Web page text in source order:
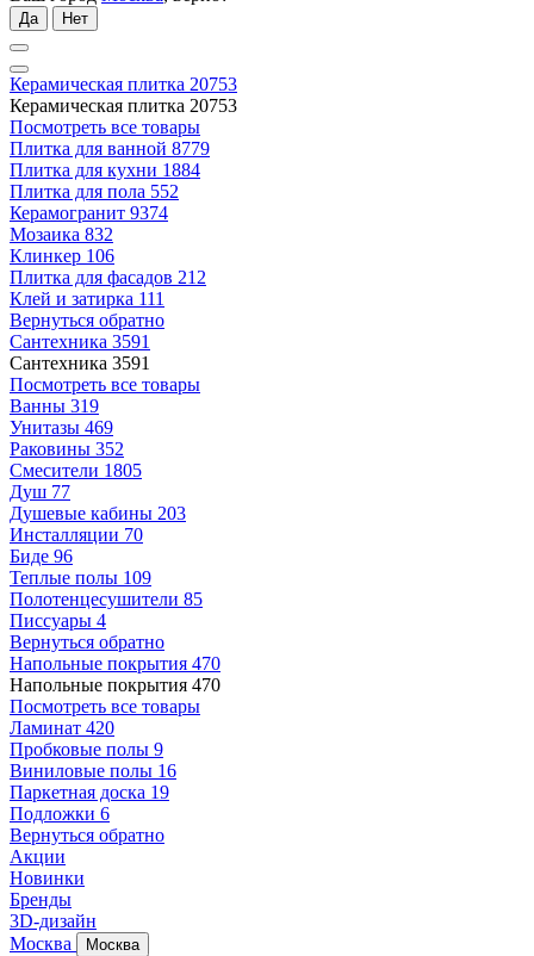
Да Нет
Керамическая плитка 20753
Керамическая плитка 20753
Посмотреть все товары
Плитка для ванной 8779
Плитка для кухни 1884
Плитка для пола 552
Керамогранит 9374
Мозаика 832
Клинкер 106
Плитка для фасадов 212
Клей и затирка 111
Вернуться обратно
Сантехника 3591
Сантехника 3591
Посмотреть все товары
Ванны 319
Унитазы 469
Раковины 352
Смесители 1805
Душ 77
Душевые кабины 203
Инсталляции 70
Биде 96
Теплые полы 109
Полотенцесушители 85
Писсуары 4
Вернуться обратно
Напольные покрытия 470
Напольные покрытия 470
Посмотреть все товары
Ламинат 420
Пробковые полы 9
Виниловые полы 16
Паркетная доска 19
Подложки 6
Вернуться обратно
Акции
Новинки
Бренды
3D-дизайн
Москва
Москва